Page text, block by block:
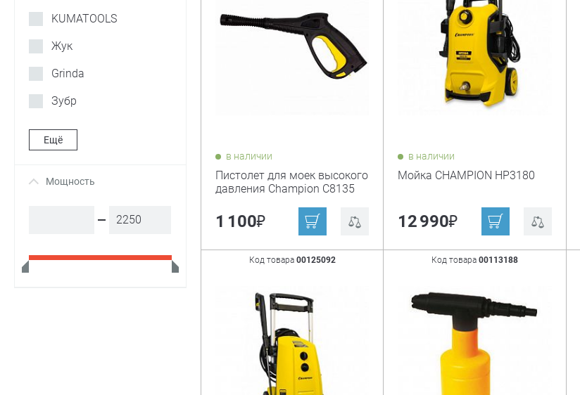
KUMATOOLS
Жук
Grinda
Зубр
Ещё
+ Мощность
в наличии
Пистолет для моек высокого
давления Champion C8135
1 100₽
в наличии
Мойка CHAMPION HP3180
12 990₽
Код товара 00125092 Код товара00113188